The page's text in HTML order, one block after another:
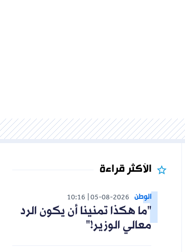
الأكثر قراءة
الوطن 05-08-2026
10:16
"ما هكذا تمنينا أن يكون الرد
معالي الوزير!"